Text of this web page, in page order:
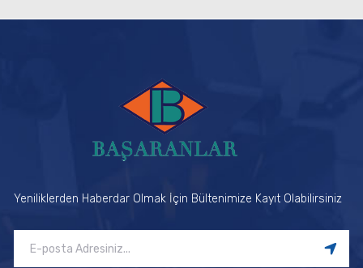
Yeniliklerden Haberdar Olmak İçin Bültenimize Kayıt Olabilirsiniz